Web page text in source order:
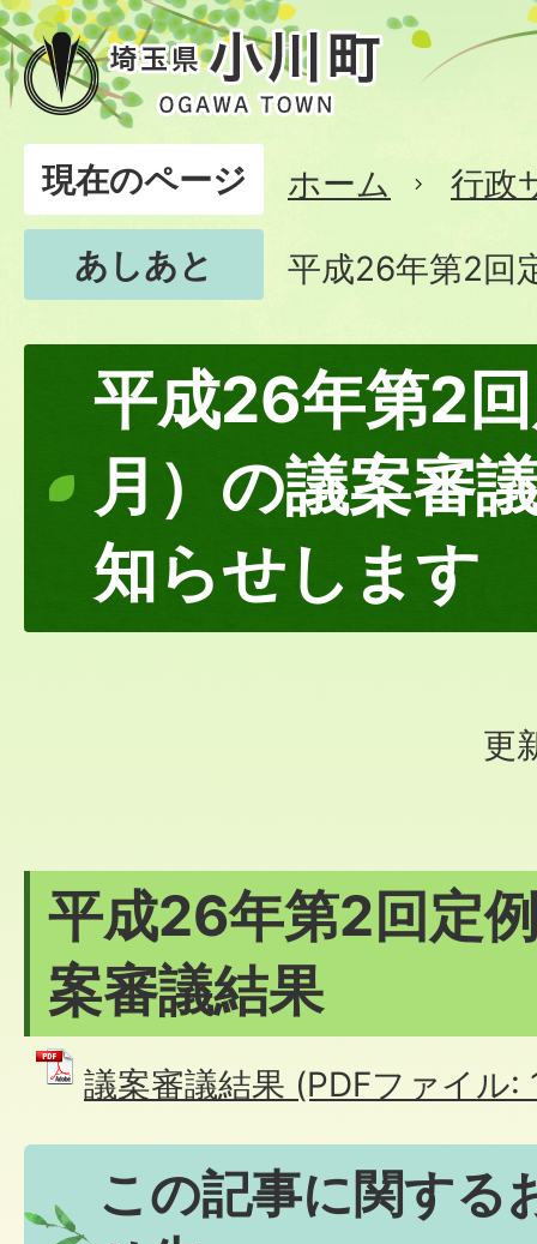
現在のページ ホーム
行政
あしあと
平成26年第2回
平成26年第2
月）の議案審
知らせします
更
平成26年第2回定
案審議結果
議案審議結果 (PDFファイル:
この記事に関する